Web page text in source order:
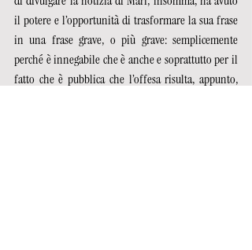
il potere e l’opportunità di trasformare la sua frase
in una frase grave, o più grave: semplicemente
perché è innegabile che è anche e soprattutto per il